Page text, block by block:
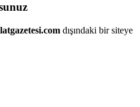
dışındaki bir siteye